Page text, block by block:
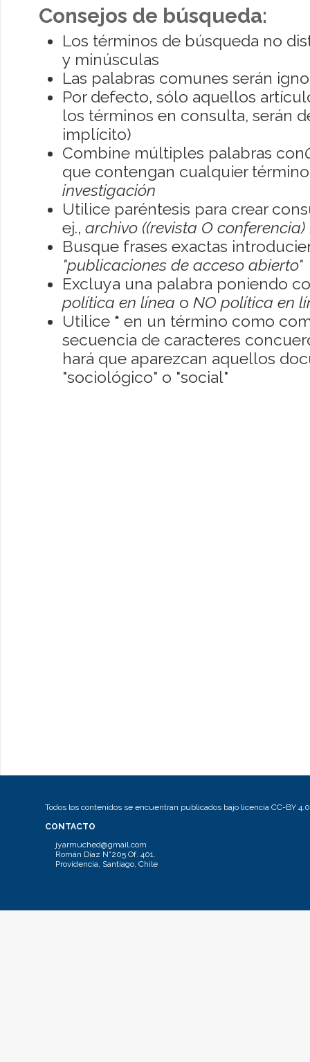
Consejos de búsqueda:
Los términos de búsqueda no
y minúsculas
Las palabras comunes serán
Por defecto, sólo aquellos
los términos en consulta, serán
implícito)
Combine múltiples palabras con
que contengan cualquier
investigación
Utilice paréntesis para crear
ej., archivo ((revista O conferencia)
Busque frases exactas
"publicaciones de acceso abierto"
Excluya una palabra poniendo
política en línea o NO política en
Utilice * en un término como
secuencia de caracteres
hará que aparezcan aquellos
"sociológico" o "social"
Todos los contenidos se encuentran publicados bajo licencia CC-BY 4.0
CONTACTO
jyarmuched@gmail.com
Román Díaz N°205 Of. 401.
Providencia, Santiago, Chile